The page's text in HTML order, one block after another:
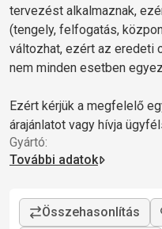
tervezést alkalmaznak,
(tengely, felfogatás,
változhat, ezért az eredeti
nem minden esetben
Ezért kérjük a megfelelő
árajánlatot vagy hívja
Gyártó:
További adatok